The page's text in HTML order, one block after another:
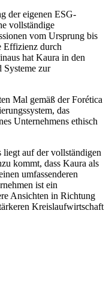
der eigenen ESG-
vollständige
vom Ursprung bis
Effizienz durch
hat Kaura in den
Systeme zur
Mal gemäß derForética
das
Unternehmens ethisch
liegt auf der vollständigen
kommt, dass Kaura als
umfassenderen
ist ein
Ansichten in Richtung
Kreislaufwirtschaft